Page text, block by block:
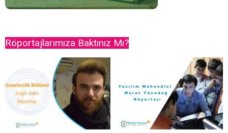
Röportajlarımıza Baktınız Mı?